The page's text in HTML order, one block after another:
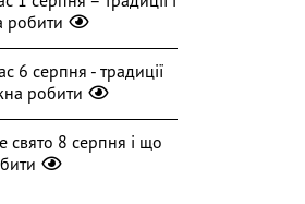
6 серпня - традиції
робити
свято 8 серпня і що